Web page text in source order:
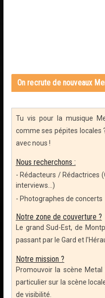
On recrute de nouveaux
Tu vis pour la musique
comme ses pépites locales
avec nous !
Nous recherchons :
- Rédacteurs / Rédactrices
interviews...)
- Photographes de concerts
Notre zone de couverture ?
Le grand Sud-Est, de
passant par le Gard et
Notre mission ?
Promouvoir la scène
particulier sur la scène
de visibilité.